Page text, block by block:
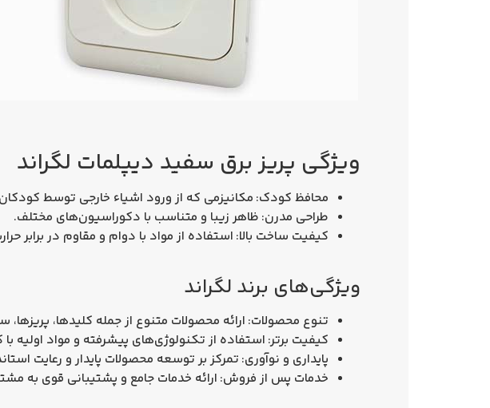
ویژگی‌ پریز برق سفید دیپلمات لگراند
محافظ کودک: مکانیزمی که از ورود اشیاء خارجی توسط
طراحی مدرن: ظاهر زیبا و متناسب با دکوراسیون‌های مختلف.
کیفیت ساخت بالا: استفاده از مواد با دوام و مقاوم در برابر
ویژگی‌های برند لگراند
تنوع محصولات:ارائه محصولات متنوع از جمله کلیدها،
کیفیت برتر: استفاده از تکنولوژی‌های پیشرفته و مواد اولیه
پایداری و نوآوری:تمرکز بر توسعه محصولات پایدار و رعایت
خدمات پس از فروش:ارائه خدمات جامع و پشتیبانی قوی به